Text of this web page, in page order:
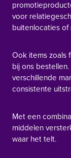
voor
buitenlocaties of
Ook items zoals
bij ons
verschillende
consistente
Met een
middelen
waar het telt.